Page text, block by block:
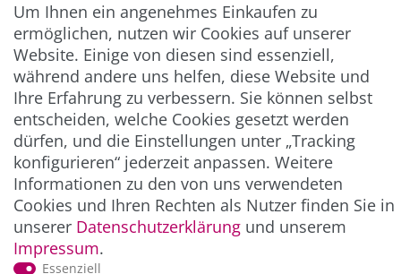
Abonnieren
** Hierbei handelt es sich um ein Pflichtfeld.
ZAHLUNG & VERSAND
Um Ihnen ein angenehmes Einkaufen zu
ermöglichen, nutzen wir Cookies auf unserer
Website. Einige von diesen sind essenziell,
während andere uns helfen, diese Website und
Ihre Erfahrung zu verbessern. Sie können selbst
entscheiden, welche Cookies gesetzt werden
dürfen, und die Einstellungen unter „Tracking
konfigurieren“ jederzeit anpassen. Weitere
Informationen zu den von uns verwendeten
Cookies und Ihren Rechten als Nutzer finden Sie in
unserer Daten­schutz­erklärung und unserem
Impressum.
Essenziell